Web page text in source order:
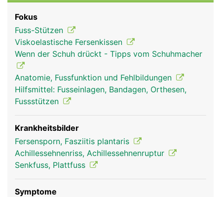
Rubriken
Fersenbeins setzt die Achillessehne an. Sie ist die
kräftigste Sehen im Körper und für die Beugung im
oberen Sprunggelenk verantwortlich. Dadurch
wird der Vorfuss (Zehenbereich) nach unten
gezogen und das Abstossen des Fusses vom
Boden beim Gehen und Laufen ermöglicht.
Fokus
Fuss-Stützen
Viskoelastische Fersenkissen
Wenn der Schuh drückt - Tipps vom Schuhmacher
Anatomie, Fussfunktion und Fehlbildungen
Hilfsmittel: Fusseinlagen, Bandagen, Orthesen,
Fussstützen
Krankheitsbilder
Fersensporn, Fasziitis plantaris
Achillessehnenriss, Achillessehnenruptur
Senkfuss, Plattfuss
Symptome